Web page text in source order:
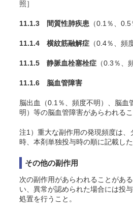
照］
11.1.3 間質性肺疾患 （0.1％、0.5
11.1.4 横紋筋融解症 （0.4％、頻
11.1.5 静脈血栓塞栓症 （0.3％、
11.1.6 脳血管障害
脳出血（0.1％、頻度不明）、脳血
明）等の脳血管障害があらわれるこ
注1）重大な副作用の発現頻度は、
時、本剤単独投与時の順に記載した
その他の副作用
次の副作用があらわれることがあ
い、異常が認められた場合には投
処置を行うこと。